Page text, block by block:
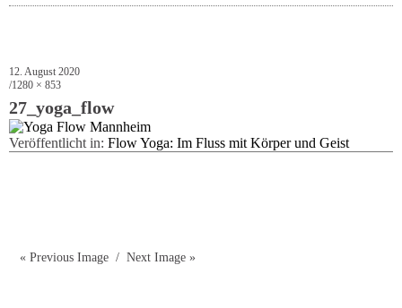
12. August 2020
1280 × 853
27_yoga_flow
Veröffentlicht in: Flow Yoga: Im Fluss mit Körper und Geist
« Previous Image Next Image »